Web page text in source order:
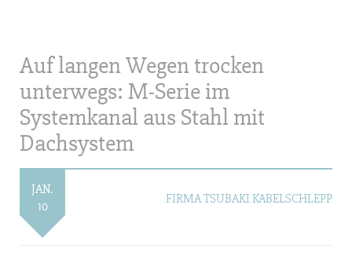
Auf langen Wegen trocken
unterwegs: M-Serie im
Systemkanal aus Stahl mit
Dachsystem
JAN.
10
FIRMA TSUBAKI KABELSCHLEPP